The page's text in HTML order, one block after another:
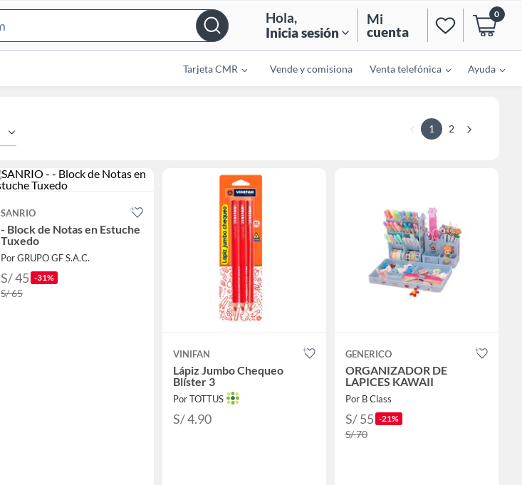
Bar
Hola,
Inicia sesión
Mi
cuenta
0
Tarjeta CMR Vende y comisiona Venta telefónica Ayuda
1 2
SANRIO
- Block de Notas en Estuche
Tuxedo
Por GRUPO GF S.A.C.
S/ 45 -31%
S/ 65
VINIFAN
Lápiz Jumbo Chequeo
Blíster 3
Por TOTTUS
S/ 4.90
GENERICO
ORGANIZADOR DE
LAPICES KAWAII
Por B Class
S/ 55 -21%
S/ 70